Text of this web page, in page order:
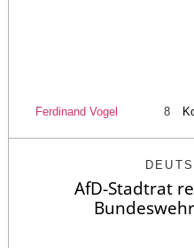
Ferdinand Vogel 8
AfD-Stadtrat